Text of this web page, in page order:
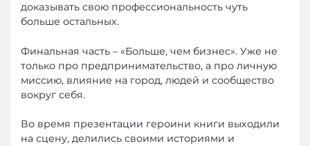
доказывать свою профессиональность чуть
больше остальных.
Финальная часть – «Больше, чем бизнес». Уже не
только про предпринимательство, а про личную
миссию, влияние на город, людей и сообщество
вокруг себя.
Во время презентации героини книги выходили
на сцену, делились своими историями и